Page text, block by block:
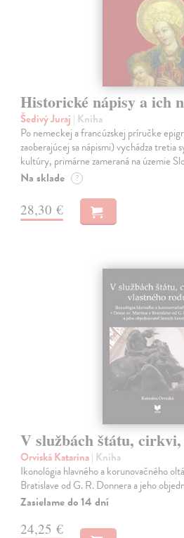
Historické nápisy a ich
Šedivý Juraj | Kniha
Po nemeckej a francúzskej príručke
zaoberajúcej sa nápismi) vychádza tretia
kultúry, primárne zameraná na územie
Na sklade ?
28,30 €
V službách štátu,
Orviská Katarína| Kniha
Ikonológia hlavného a korunovačného
Bratislave od G. R. Donnera a jeho
Zasielame do 14 dní
24,25 €